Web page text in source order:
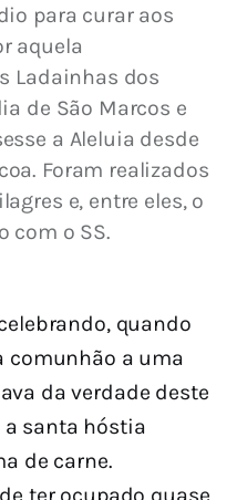
para curar aos
aquela
Ladainhas dos
de São Marcos e
a Aleluia desde
Foram realizados
e, entre eles, o
com o SS.
quando
comunhão a uma
da verdade deste
santa hóstia
de carne.